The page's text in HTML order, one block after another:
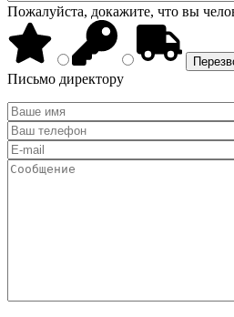
Пожалуйста, докажите, что вы
Письмо директору